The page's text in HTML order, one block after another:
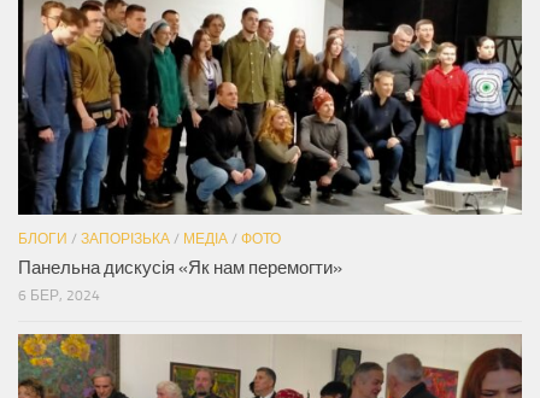
БЛОГИ / ЗАПОРІЗЬКА / МЕДІА / ФОТО
Панельна дискусія «Як нам перемогти»
6 БЕР, 2024